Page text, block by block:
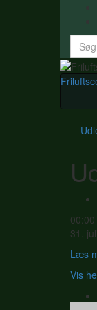
Search
for:
Udlejet
delvist
00:00
31.
Læs
Vis